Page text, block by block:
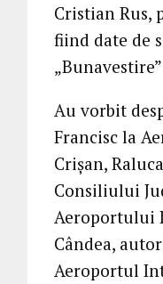
Cristian Rus,
fiind date de
Au vorbit
Francisc la
Crișan,
Consiliului
Aeroportului
Cândea,
Aeroportul